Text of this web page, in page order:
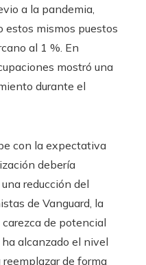
a la pandemia,
mismos puestos
al 1 %. En
mostró una
durante el
con la expectativa
debería
reducción del
de Vanguard, la
de potencial
alcanzado el nivel
de forma